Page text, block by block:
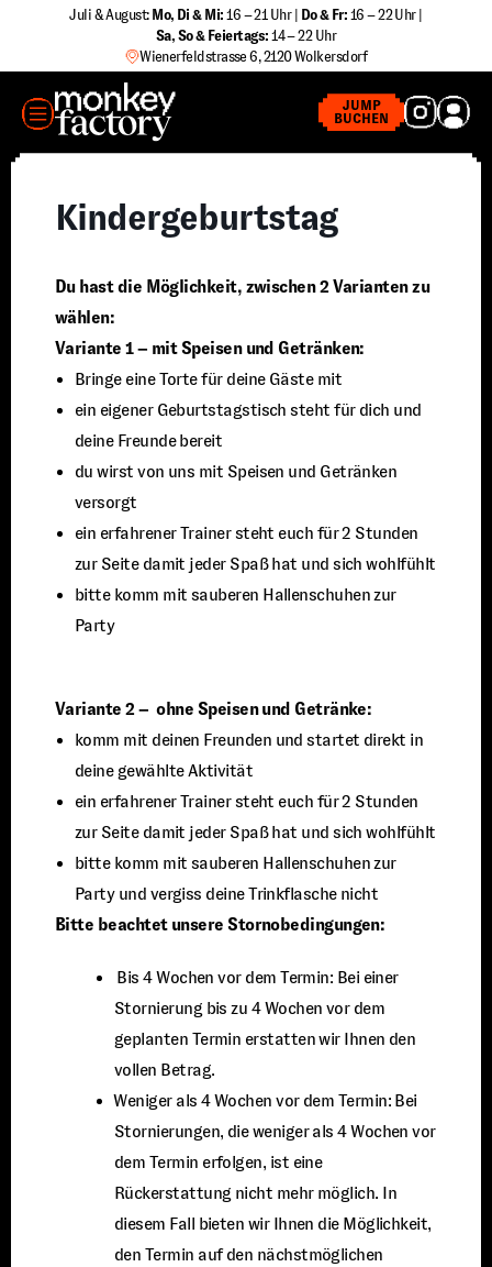
springen
Juli & August: Mo, Di & Mi: 16 – 21 Uhr | Do & Fr: 16 – 22 Uhr |
Sa, So & Feiertags: 14 – 22 Uhr
Wienerfeldstrasse 6, 2120 Wolkersdorf
JUMP
BUCHEN
MENÜ
Kindergeburtstag
Du hast die Möglichkeit, zwischen 2 Varianten zu
wählen:
Variante 1 – mit Speisen und Getränken:
Bringe eine Torte für deine Gäste mit
ein eigener Geburtstagstisch steht für dich und
deine Freunde bereit
du wirst von uns mit Speisen und Getränken
versorgt
ein erfahrener Trainer steht euch für 2 Stunden
zur Seite damit jeder Spaß hat und sich wohlfühlt
bitte komm mit sauberen Hallenschuhen zur
Party
Variante 2 – ohne Speisen und Getränke:
komm mit deinen Freunden und startet direkt in
deine gewählte Aktivität
ein erfahrener Trainer steht euch für 2 Stunden
zur Seite damit jeder Spaß hat und sich wohlfühlt
bitte komm mit sauberen Hallenschuhen zur
Party und vergiss deine Trinkflasche nicht
Bitte beachtet unsere Stornobedingungen:
⁠ ⁠Bis 4 Wochen vor dem Termin: Bei einer
Stornierung bis zu 4 Wochen vor dem
geplanten Termin erstatten wir Ihnen den
vollen Betrag.
⁠Weniger als 4 Wochen vor dem Termin: Bei
Stornierungen, die weniger als 4 Wochen vor
dem Termin erfolgen, ist eine
Rückerstattung nicht mehr möglich. In
diesem Fall bieten wir Ihnen die Möglichkeit,
den Termin auf den nächstmöglichen